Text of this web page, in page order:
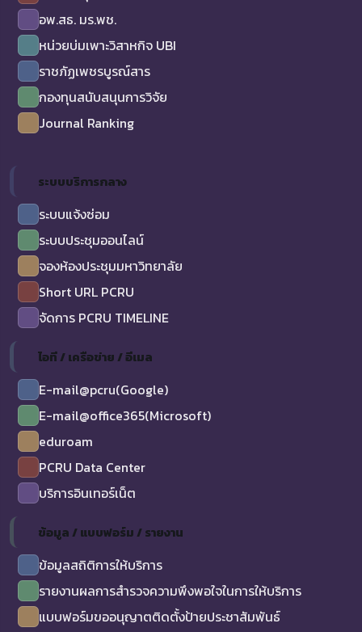
อพ.สธ. มร.พช.
หน่วยบ่มเพาะวิสาหกิจ UBI
ราชภัฏเพชรบูรณ์สาร
กองทุนสนับสนุนการวิจัย
Journal Ranking
ระบบบริการกลาง
ระบบแจ้งซ่อม
ระบบประชุมออนไลน์
จองห้องประชุมมหาวิทยาลัย
Short URL PCRU
จัดการ PCRU TIMELINE
ไอที / เครือข่าย / อีเมล
E-mail@pcru(Google)
E-mail@office365(Microsoft)
eduroam
PCRU Data Center
บริการอินเทอร์เน็ต
ข้อมูล / แบบฟอร์ม / รายงาน
ข้อมูลสถิติการให้บริการ
รายงานผลการสำรวจความพึงพอใจในการให้บริการ
แบบฟอร์มขออนุญาตติดตั้งป้ายประชาสัมพันธ์